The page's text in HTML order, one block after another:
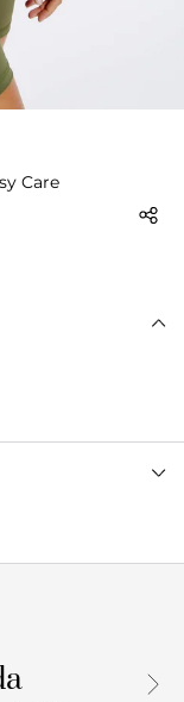
Care
uma
O tecido
Detalhes da